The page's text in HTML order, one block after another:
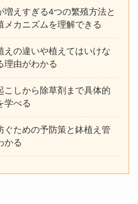
増えすぎる4つの繁殖方法と
メカニズムを理解できる
えの違いや植えてはいけな
理由がわかる
こしから除草剤まで具体的
学べる
ぐための予防策と鉢植え管
かる